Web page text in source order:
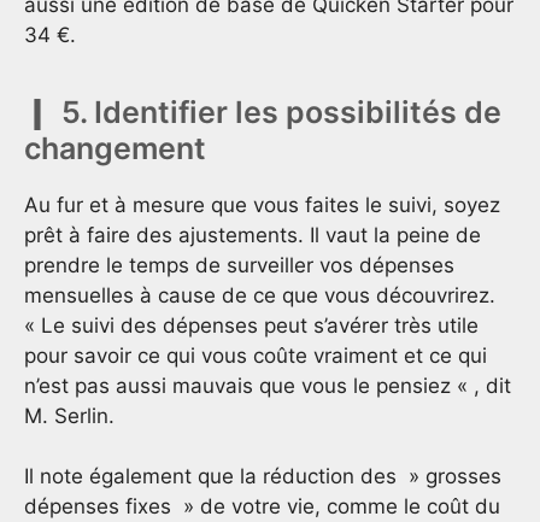
aussi une édition de base de Quicken Starter pour
34 €.
5. Identifier les possibilités de
changement
Au fur et à mesure que vous faites le suivi, soyez
prêt à faire des ajustements. Il vaut la peine de
prendre le temps de surveiller vos dépenses
mensuelles à cause de ce que vous découvrirez.
« Le suivi des dépenses peut s’avérer très utile
pour savoir ce qui vous coûte vraiment et ce qui
n’est pas aussi mauvais que vous le pensiez « , dit
M. Serlin.
Il note également que la réduction des » grosses
dépenses fixes » de votre vie, comme le coût du